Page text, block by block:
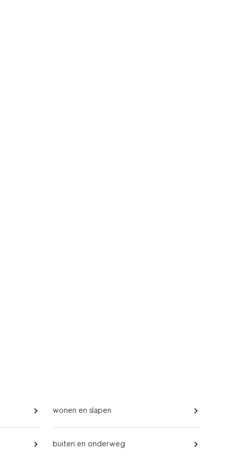
wonen en slapen
buiten en onderweg